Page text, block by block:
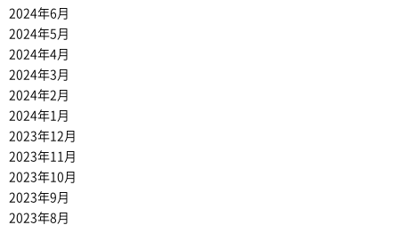
2024年6月
2024年5月
2024年4月
2024年3月
2024年2月
2024年1月
2023年12月
2023年11月
2023年10月
2023年9月
2023年8月